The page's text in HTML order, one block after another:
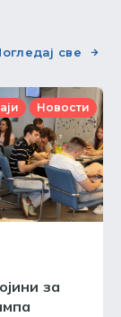
све
Новости
за